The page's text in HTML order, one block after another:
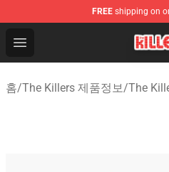
FREE shipping on
Open menu
The Killers Shop - Official
홈/The Killers 제품정보/The